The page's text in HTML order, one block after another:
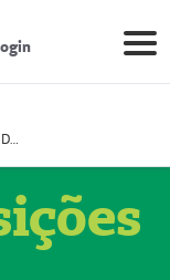
Prestador CENTRO DE ONCOLOGIA